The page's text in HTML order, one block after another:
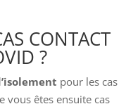
CONTACT
?
pour les cas
vous êtes ensuite cas